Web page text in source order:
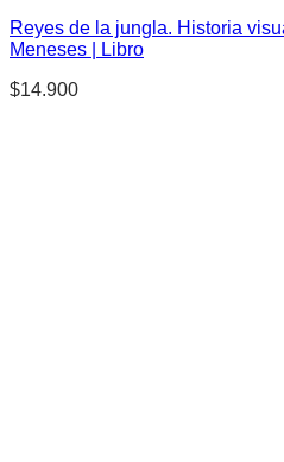
Reyes de la jungla. Historia
Meneses | Libro
$14.900